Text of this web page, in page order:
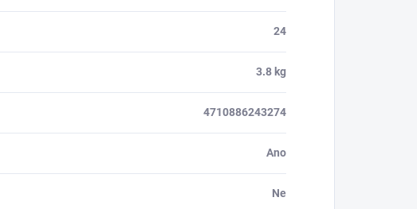
24
3.8 kg
4710886243274
Ano
Ne